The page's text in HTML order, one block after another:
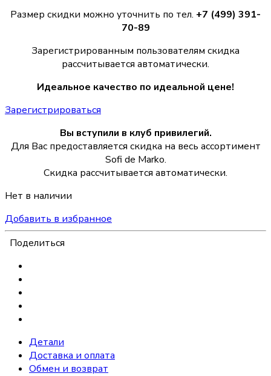
Размер скидки можно уточнить по тел. +7 (499) 391-
70-89
Зарегистрированным пользователям скидка
рассчитывается автоматически.
Идеальное качество по идеальной цене!
Зарегистрироваться
Вы вступили в клуб привилегий.
Для Вас предоставляется скидка на весь ассортимент
Sofi de Marko.
Скидка рассчитывается автоматически.
Нет в наличии
Добавить в избранное
Поделиться
Детали
Доставка и оплата
Обмен и возврат